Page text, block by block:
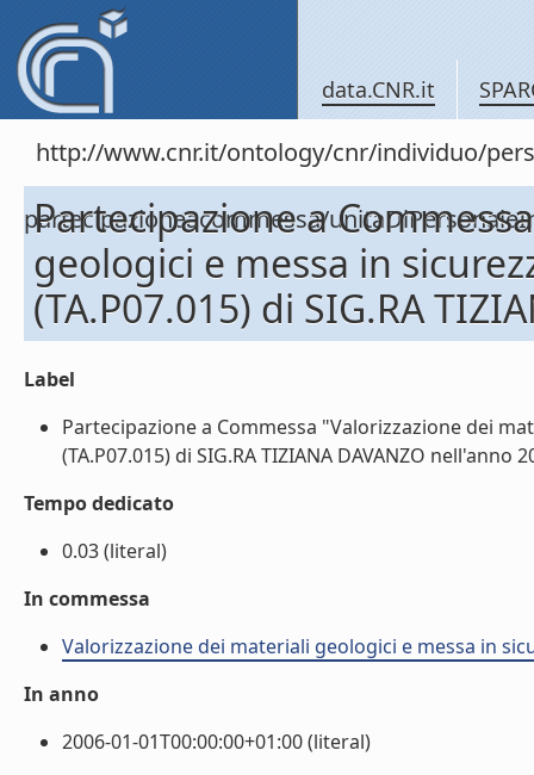
data.CNR.it
http://www.cnr.it/ontology/cnr/individuo/
partecipazioneacommessa/
Partecipazione a
geologici e messa in
(TA.P07.015) di SIG.RA
Label
Partecipazione a Commessa "Valorizzazione dei
(TA.P07.015) di SIG.RA TIZIANA DAVANZO nell'anno
Tempo dedicato
0.03 (literal)
In commessa
Valorizzazione dei materiali geologici e messa in
In anno
2006-01-01T00:00:00+01:00 (literal)